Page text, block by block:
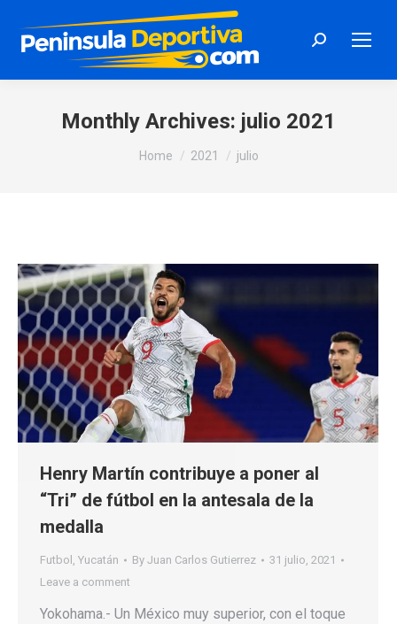
Search:
Monthly Archives: julio 2021
You are here:
Home 2021 julio
Henry Martín contribuye a poner al
“Tri” de fútbol en la antesala de la
medalla
Futbol , Yucatán By Juan Carlos Gutierrez
31 julio, 2021
Leave a comment
Yokohama.- Un México muy superior, con el toque